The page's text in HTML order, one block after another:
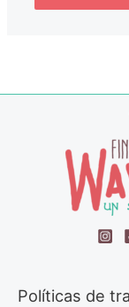
Políticas de